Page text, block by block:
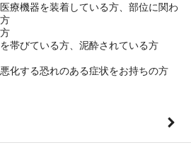
療機器を装着している方、部位に関わ
帯びている方、泥酔されている方
化する恐れのある症状をお持ちの方